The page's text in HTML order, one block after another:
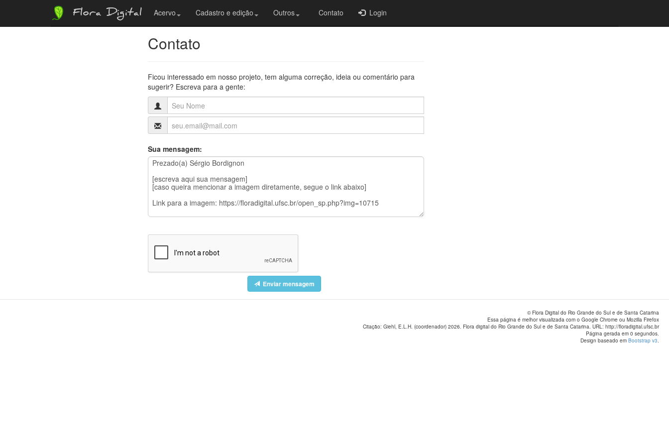
Flora Digital Acervo Cadastro e edição Outros Contato Login
Contato
Ficou interessado em nosso projeto, tem alguma correção, ideia ou comentário para
sugerir? Escreva para a gente:
Sua mensagem:
Enviar mensagem
© Flora Digital do Rio Grande do Sul e de Santa Catarina
Essa página é melhor visualizada com o Google Chrome ou Mozilla Firefox
Citação: Giehl, E.L.H. (coordenador) 2026. Flora digital do Rio Grande do Sul e de Santa Catarina. URL: http://floradigital.ufsc.br
Página gerada em 0 segundos.
Design baseado em Bootstrap v3.